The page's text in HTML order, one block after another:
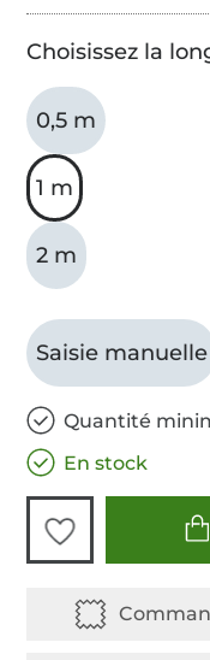
Choisissez la
0,5 m
1 m
2 m
Saisie manuelle
Quantité
En stock